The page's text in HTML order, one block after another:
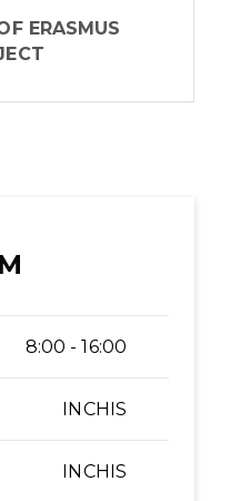
ERASMUS
8:00 - 16:00
INCHIS
INCHIS